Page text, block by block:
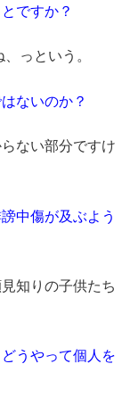
ですか？
っという。
ないのか？
ない部分ですけ
中傷が及ぶよう
知りの子供たち
うやって個人を